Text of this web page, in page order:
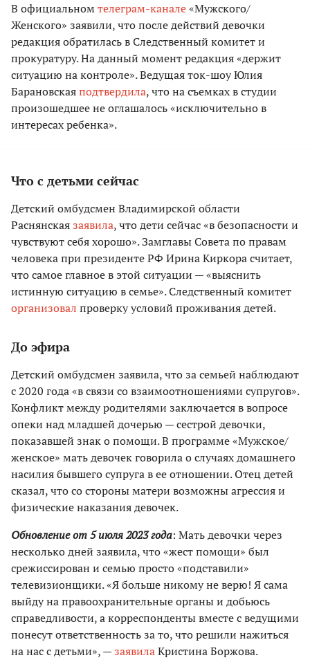
В официальномтелеграм-канале«Мужского/
Женского» заявили, что после действий девочки
редакция обратилась в Следственный комитет и
прокуратуру. На данный момент редакция «держит
ситуацию на контроле». Ведущая ток-шоу Юлия
Барановскаяподтвердила, что на съемках в студии
произошедшее не оглашалось «исключительно в
интересах ребенка».
Что с детьми сейчас
Детский омбудсмен Владимирской области
Раснянскаязаявила, что дети сейчас «в безопасности и
чувствуют себя хорошо». Замглавы Совета по правам
человека при президенте РФ Ирина Киркора считает,
что самое главное в этой ситуации — «выяснить
истинную ситуацию в семье». Следственный комитет
организовал проверку условий проживания детей.
До эфира
Детский омбудсмен заявила, что за семьей наблюдают
с 2020 года «в связи со взаимоотношениями супругов».
Конфликт между родителями заключается в вопросе
опеки над младшей дочерью — сестрой девочки,
показавшей знак о помощи. В программе «Мужское/
женское» мать девочек говорила о случаях домашнего
насилия бывшего супруга в ее отношении. Отец детей
сказал, что со стороны матери возможны агрессия и
физические наказания девочек.
Обновление от 5 июля 2023 года: Мать девочки через
несколько дней заявила, что «жест помощи» был
срежиссирован и семью просто «подставили»
телевизионщики. «Я больше никому не верю! Я сама
выйду на правоохранительные органы и добьюсь
справедливости, а корреспонденты вместе с ведущими
понесут ответственность за то, что решили нажиться
на нас с детьми», —заявилаКристина Боржова.